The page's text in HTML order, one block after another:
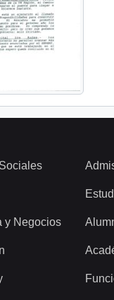
y Negocios